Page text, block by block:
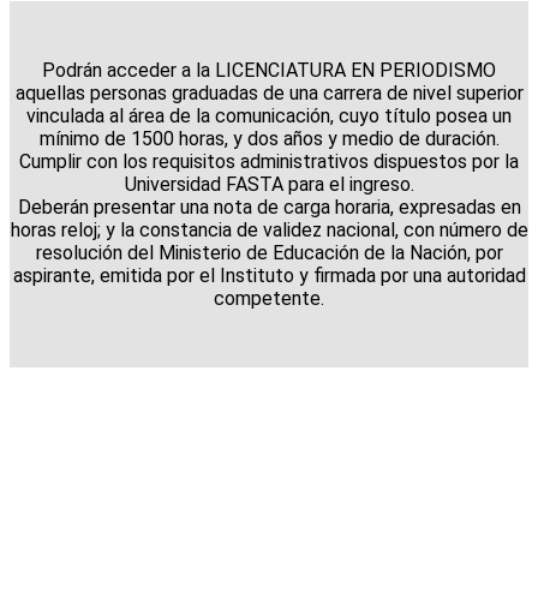
Podrán acceder a la LICENCIATURA EN PERIODISMO
aquellas personas graduadas de una carrera de nivel superior
vinculada al área de la comunicación, cuyo título posea un
mínimo de 1500 horas, y dos años y medio de duración.
Cumplir con los requisitos administrativos dispuestos por la
Universidad FASTA para el ingreso.
Deberán presentar una nota de carga horaria, expresadas en
horas reloj; y la constancia de validez nacional, con número de
resolución del Ministerio de Educación de la Nación, por
aspirante, emitida por el Instituto y firmada por una autoridad
competente.